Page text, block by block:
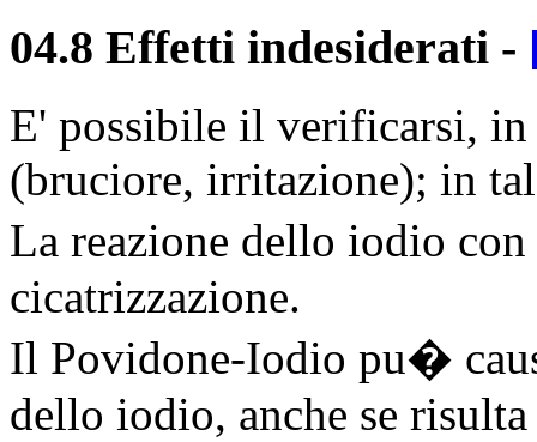
04.8 Effetti indesiderati -
E' possibile il verificarsi, in
(bruciore, irritazione); in
La reazione dello iodio
cicatrizzazione.
Il Povidone-Iodio pu�
dello iodio, anche se